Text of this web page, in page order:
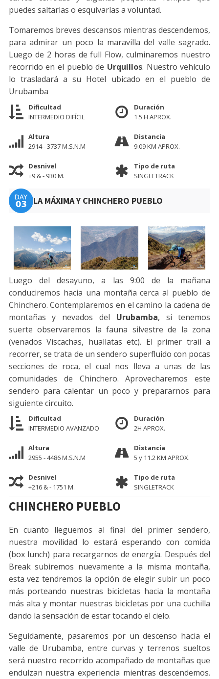
puedes saltarlas o esquivarlas a voluntad.
Tomaremos breves descansos mientras descendemos,
para admirar un poco la maravilla del valle sagrado.
Luego de 2 horas de full Flow, culminaremos nuestro
recorrido en el pueblo de Urquillos. Nuestro vehículo
lo trasladará a su Hotel ubicado en el pueblo de
Urubamba
Dificultad
INTERMEDIO DIFÍCIL
Duración
1.5 H APROX.
Altura
2914 - 3737 M.S.N.M
Distancia
9.09 KM APROX.
Desnivel
+9 & - 930 M.
Tipo de ruta
SINGLETRACK
LA MÁXIMA Y CHINCHERO PUEBLO
Luego del desayuno, a las 9:00 de la mañana
conduciremos hacia una montaña cerca al pueblo de
Chinchero. Contemplaremos en el camino la cadena de
montañas y nevados del Urubamba, si tenemos
suerte observaremos la fauna silvestre de la zona
(venados Viscachas, huallatas etc). El primer trail a
recorrer, se trata de un sendero superfluido con pocas
secciones de roca, el cual nos lleva a unas de las
comunidades de Chinchero. Aprovecharemos este
sendero para calentar un poco y prepararnos para
siguiente circuito.
Dificultad
INTERMEDIO AVANZADO
Duración
2H APROX.
Altura
2955 - 4486 M.S.N.M
Distancia
5 y 11.2 KM APROX.
Desnivel
+216 & - 1751 M.
Tipo de ruta
SINGLETRACK
CHINCHERO PUEBLO
En cuanto lleguemos al final del primer sendero,
nuestra movilidad lo estará esperando con comida
(box lunch) para recargarnos de energía. Después del
Break subiremos nuevamente a la misma montaña,
esta vez tendremos la opción de elegir subir un poco
más porteando nuestras bicicletas hacia la montaña
más alta y montar nuestras bicicletas por una cuchilla
dando la sensación de estar tocando el cielo.
Seguidamente, pasaremos por un descenso hacia el
valle de Urubamba, entre curvas y terrenos sueltos
será nuestro recorrido acompañado de montañas que
endulzan nuestra experiencia mientras descendemos.